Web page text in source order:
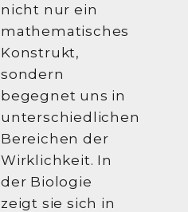
nicht nur ein
mathematisches
Konstrukt,
sondern
begegnet uns in
unterschiedlichen
Bereichen der
Wirklichkeit. In
der Biologie
zeigt sie sich in